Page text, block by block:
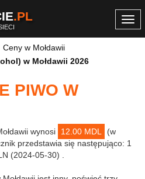
.PL
Ceny w Mołdawii
w Mołdawii 2026
PIWO W
wynosi 12.00 MDL
(w
przedstawia się następująco: 1
(2024-05-30) .